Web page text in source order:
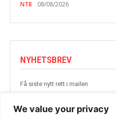
We value your privacy
NTB 08/08/2026
NYHETSBREV
Få siste nytt rett i mailen